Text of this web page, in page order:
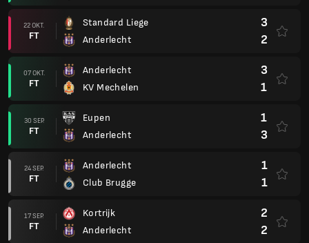
22 OKT.
FT
Standard Liege
Anderlecht
3
2
07 OKT.
FT
Anderlecht
KV Mechelen
3
1
30 SEP.
FT
Eupen
Anderlecht
1
3
24 SEP.
FT
Anderlecht
Club Brugge
1
1
17 SEP.
FT
Kortrijk
Anderlecht
2
2